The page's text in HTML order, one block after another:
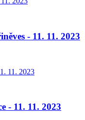
- 11. 11. 2023
11. 2023
- 11. 11. 2023